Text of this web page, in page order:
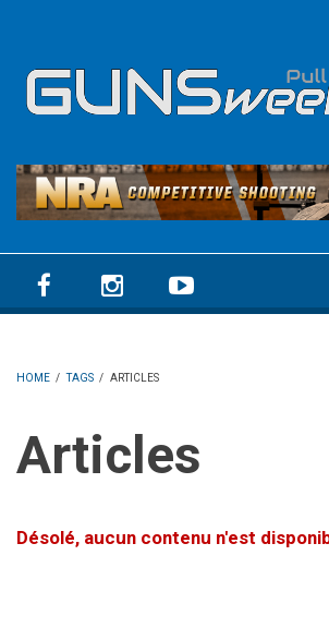
HOME / TAGS / ARTICLES
Articles
Désolé, aucun contenu n'est